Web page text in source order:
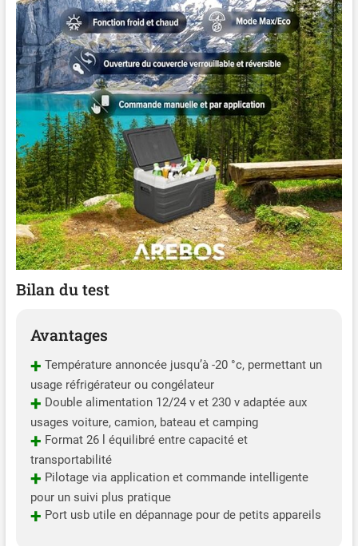
Bilan du test
Avantages
+ Température annoncée jusqu’à -20 °c, permettant un
usage réfrigérateur ou congélateur
+ Double alimentation 12/24 v et 230 v adaptée aux
usages voiture, camion, bateau et camping
+ Format 26 l équilibré entre capacité et
transportabilité
+ Pilotage via application et commande intelligente
pour un suivi plus pratique
+ Port usb utile en dépannage pour de petits appareils